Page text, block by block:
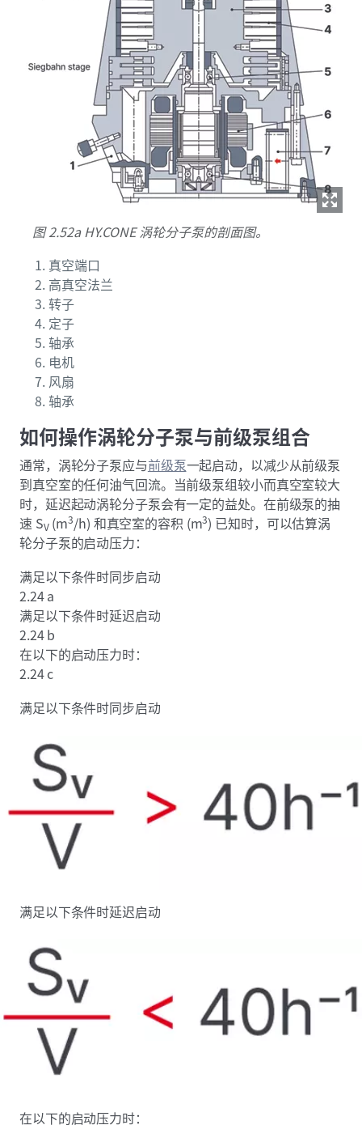
图 2.52a HY.CONE 涡轮分子泵的剖面图。
真空端口
高真空法兰
转子
定子
轴承
电机
风扇
轴承
如何操作涡轮分子泵与前级泵组合
通常，涡轮分子泵应与前级泵一起启动，以减少从前级泵
到真空室的任何油气回流。当前级泵组较小而真空室较大
时，延迟起动涡轮分子泵会有一定的益处。在前级泵的抽
速 SV(m3/h) 和真空室的容积 (m3) 已知时，可以估算涡
轮分子泵的启动压力：
满足以下条件时同步启动
2.24 a
满足以下条件时延迟启动
2.24 b
在以下的启动压力时：
2.24 c
满足以下条件时同步启动
满足以下条件时延迟启动
在以下的启动压力时：